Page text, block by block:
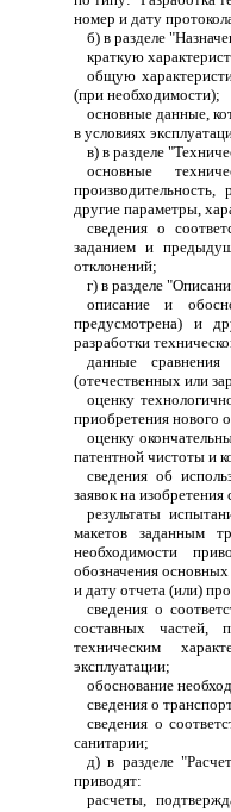
номер и дату
б) в разделе
краткую
общую
(при необходимости);
основные данные,
в условиях
в) в разделе
основные
производительность,
другие параметры,
сведения о
заданием и
отклонений;
г) в разделе
описание и
предусмотрена) и
разработки
данные сравнения
(отечественных или
оценку
приобретения нового
оценку
патентной чистоты и
сведения об
заявок на
результаты
макетов заданным
необходимости
обозначения
и дату отчета (или)
сведения о
составных частей,
техническим
эксплуатации;
обоснование
сведения о
сведения о
санитарии;
д) в разделе
приводят:
расчеты,